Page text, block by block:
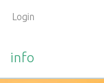
Login
info